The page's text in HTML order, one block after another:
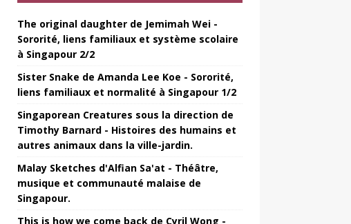
The original daughter de Jemimah Wei -
Sororité, liens familiaux et système scolaire
à Singapour 2/2
Sister Snake de Amanda Lee Koe - Sororité,
liens familiaux et normalité à Singapour 1/2
Singaporean Creatures sous la direction de
Timothy Barnard - Histoires des humains et
autres animaux dans la ville-jardin.
Malay Sketches d'Alfian Sa'at - Théâtre,
musique et communauté malaise de
Singapour.
This is how we come back de Cyril Wong -